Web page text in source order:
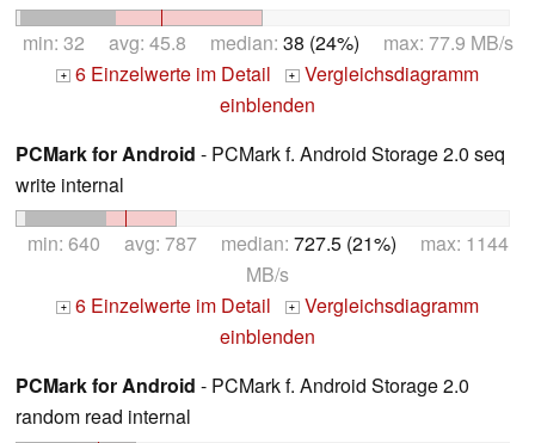
min: 32 avg: 45.8 median: 38 (24%) max: 77.9 MB/s
+ 6 Einzelwerte im Detail + Vergleichsdiagramm
einblenden
PCMark for Android - PCMark f. Android Storage 2.0 seq
write internal
min: 640 avg: 787 median: 727.5 (21%) max: 1144
MB/s
+ 6 Einzelwerte im Detail + Vergleichsdiagramm
einblenden
PCMark for Android - PCMark f. Android Storage 2.0
random read internal